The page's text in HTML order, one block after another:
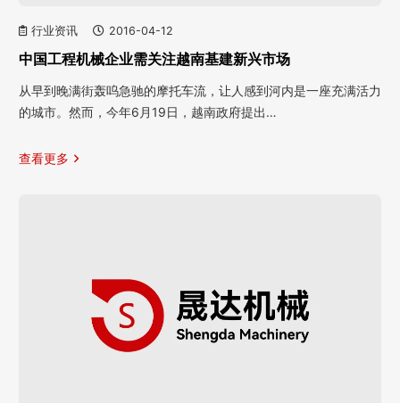
行业资讯 2016-04-12
中国工程机械企业需关注越南基建新兴市场
从早到晚满街轰呜急驰的摩托车流，让人感到河内是一座充满活力
的城市。然而，今年6月19日，越南政府提出…
查看更多